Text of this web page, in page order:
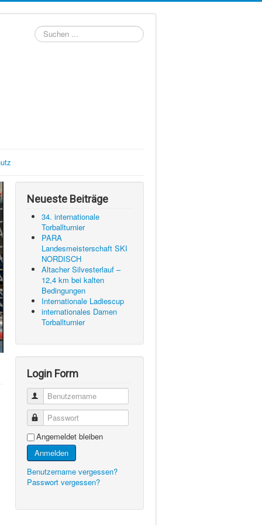
Suchen
...
Neueste Beiträge
34. internationale
Torballturnier
PARA
Landesmeisterschaft SKI
NORDISCH
Altacher Silvesterlauf –
12,4 km bei kalten
Bedingungen
Internationale Ladiescup
internationales Damen
Torballturnier
Login Form
Benutzername
Passwort
Angemeldet bleiben
Anmelden
Benutzername vergessen?
Passwort vergessen?